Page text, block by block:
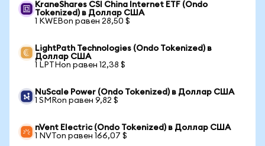
KraneShares CSI China Internet ETF (Ondo
Tokenized) в Доллар США
1 KWEBon равен 28,50 $
LightPath Technologies (Ondo Tokenized) в
Доллар США
1 LPTHon равен 12,38 $
NuScale Power (Ondo Tokenized) в Доллар США
1 SMRon равен 9,82 $
nVent Electric (Ondo Tokenized) в Доллар США
1 NVTon равен 166,07 $